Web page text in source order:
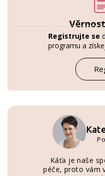
Registrujte se
programu a
Káťa je naše
péče, proto vám